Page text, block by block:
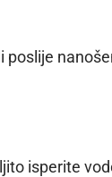
isperite